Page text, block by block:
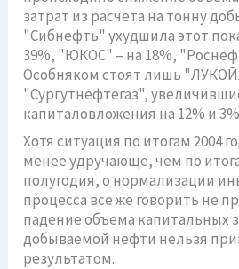
затрат из расчета на тонну
"Сибнефть" ухудшила этот
39%, "ЮКОС" – на 18%,
Особняком стоят лишь
"Сургутнефтегаз",
капиталовложения на 12% и
Хотя ситуация по итогам 2004
менее удручающе, чем по
полугодия, о нормализации
процесса все же говорить не
падение объема капитальных
добываемой нефти нельзя
результатом.